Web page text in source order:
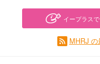
イープラス
MHRJ